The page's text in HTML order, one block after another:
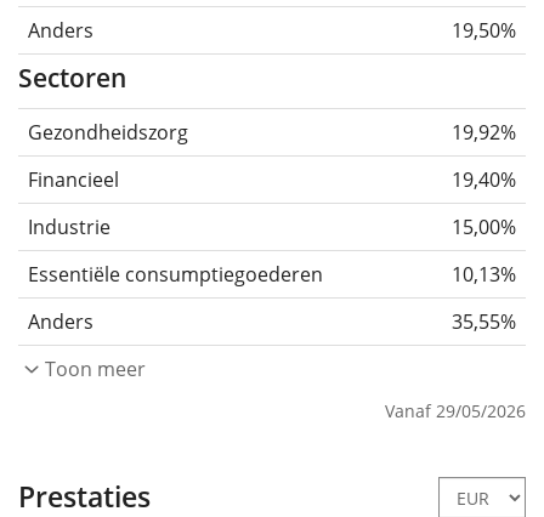
Anders
19,50%
Sectoren
Gezondheidszorg
19,92%
Financieel
19,40%
Industrie
15,00%
Essentiële consumptiegoederen
10,13%
Anders
35,55%
Toon meer
Vanaf 29/05/2026
Prestaties